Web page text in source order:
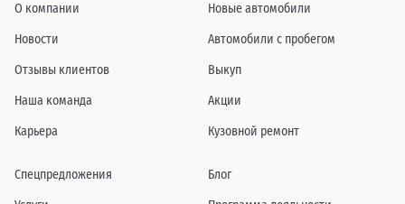
О компании
Новости
Отзывы клиентов
Наша команда
Карьера
Новые автомобили
Автомобили с пробегом
Выкуп
Акции
Кузовной ремонт
Спецпредложения
Блог